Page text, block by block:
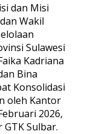
dan Misi
Wakil
Sulawesi
Kadriana
Bina
Konsolidasi
oleh Kantor
2026,
Sulbar.